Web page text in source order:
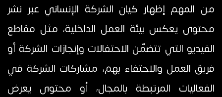
من المهم إظهار كيان الشركة الإنساني عبر نشر
محتوى يعكس بيئة العمل الداخلية، مثل مقاطع
الفيديو التي تتضمّن الاحتفالات وإنجازات الشركة أو
فريق العمل والاحتفاء بهم، مشاركات الشركة في
الفعاليات المرتبطة بالمجال، أو محتوى يعرض